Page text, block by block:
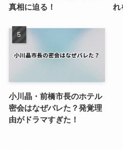
真相に迫る！
れ
小川晶・前橋市長のホテル
密会はなぜバレた？発覚理
由がドラマすぎた！